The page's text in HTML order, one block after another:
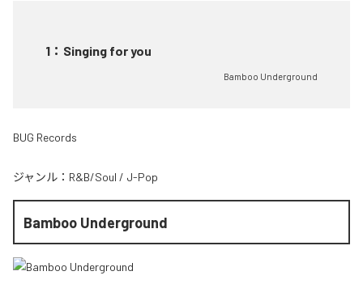
1 ： Singing for you
Bamboo Underground
BUG Records
ジャンル： R&B/Soul / J-Pop
Bamboo Underground